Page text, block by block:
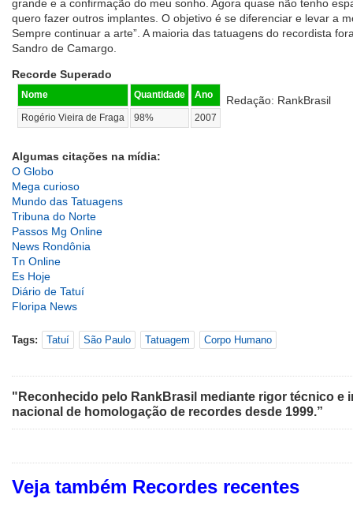
grande e a confirmação do meu sonho. Agora quase não tenho
quero fazer outros implantes. O objetivo é se diferenciar e levar a
Sempre continuar a arte”. A maioria das tatuagens do recordista
Sandro de Camargo.
Recorde Superado
Nome Quantidade Ano
Rogério Vieira de Fraga 98% 2007
Redação: RankBrasil
Algumas citações na mídia:
O Globo
Mega curioso
Mundo das Tatuagens
Tribuna do Norte
Passos Mg Online
News Rondônia
Tn Online
Es Hoje
Diário de Tatuí
Floripa News
Tags: Tatuí São Paulo Tatuagem Corpo Humano
"Reconhecido pelo RankBrasil mediante rigor técnico e
nacional de homologação de recordes desde 1999.”
Veja também Recordes recentes